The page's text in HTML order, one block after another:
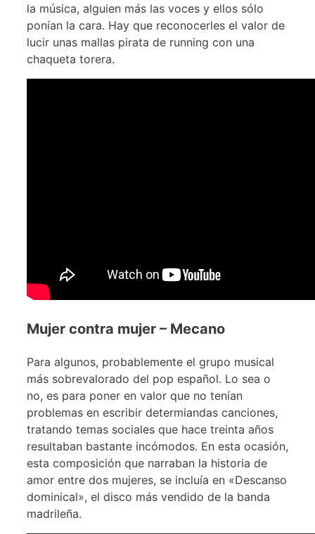
la música, alguien más las voces y ellos sólo
ponían la cara. Hay que reconocerles el valor de
lucir unas mallas pirata de running con una
chaqueta torera.
Mujer contra mujer – Mecano
Para algunos, probablemente el grupo musical
más sobrevalorado del pop español. Lo sea o
no, es para poner en valor que no tenían
problemas en escribir determiandas canciones,
tratando temas sociales que hace treinta años
resultaban bastante incómodos. En esta ocasión,
esta composición que narraban la historia de
amor entre dos mujeres, se incluía en «Descanso
dominical», el disco más vendido de la banda
madrileña.